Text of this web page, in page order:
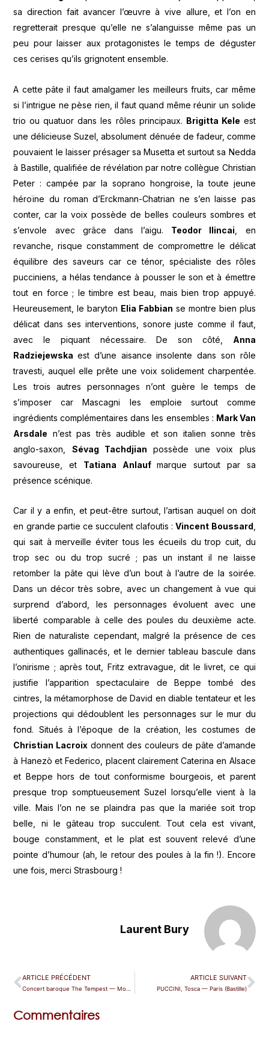
sa direction fait avancer l’œuvre à vive allure, et l’on en
regretterait presque qu’elle ne s’alanguisse même pas un
peu pour laisser aux protagonistes le temps de déguster
ces cerises qu’ils grignotent ensemble.
A cette pâte il faut amalgamer les meilleurs fruits, car même
si l’intrigue ne pèse rien, il faut quand même réunir un solide
trio ou quatuor dans les rôles principaux. Brigitta Kele est
une délicieuse Suzel, absolument dénuée de fadeur, comme
pouvaient le laisser présager sa Musetta et surtout sa Nedda
à Bastille, qualifiée de révélation par notre collègue Christian
Peter : campée par la soprano hongroise, la toute jeune
héroïne du roman d’Erckmann-Chatrian ne s’en laisse pas
conter, car la voix possède de belles couleurs sombres et
s’envole avec grâce dans l’aigu. Teodor Ilincai , en
revanche, risque constamment de compromettre le délicat
équilibre des saveurs car ce ténor, spécialiste des rôles
pucciniens, a hélas tendance à pousser le son et à émettre
tout en force ; le timbre est beau, mais bien trop appuyé.
Heureusement, le baryton Elia Fabbian se montre bien plus
délicat dans ses interventions, sonore juste comme il faut,
avec le piquant nécessaire. De son côté, Anna
Radziejewskaest d’une aisance insolente dans son rôle
travesti, auquel elle prête une voix solidement charpentée.
Les trois autres personnages n’ont guère le temps de
s’imposer car Mascagni les emploie surtout comme
ingrédients complémentaires dans les ensembles : Mark Van
Arsdale n’est pas très audible et son italien sonne très
anglo-saxon, Sévag Tachdjianpossède une voix plus
savoureuse, et Tatiana Anlaufmarque surtout par sa
présence scénique.
Car il y a enfin, et peut-être surtout, l’artisan auquel on doit
en grande partie ce succulent clafoutis :Vincent Boussard ,
qui sait à merveille éviter tous les écueils du trop cuit, du
trop sec ou du trop sucré ; pas un instant il ne laisse
retomber la pâte qui lève d’un bout à l’autre de la soirée.
Dans un décor très sobre, avec un changement à vue qui
surprend d’abord, les personnages évoluent avec une
liberté comparable à celle des poules du deuxième acte.
Rien de naturaliste cependant, malgré la présence de ces
authentiques gallinacés, et le dernier tableau bascule dans
l’onirisme ; après tout, Fritz extravague, dit le livret, ce qui
justifie l’apparition spectaculaire de Beppe tombé des
cintres, la métamorphose de David en diable tentateur et les
projections qui dédoublent les personnages sur le mur du
fond. Situés à l’époque de la création, les costumes de
Christian Lacroix donnent des couleurs de pâte d’amande
à Hanezò et Federico, placent clairement Caterina en Alsace
et Beppe hors de tout conformisme bourgeois, et parent
presque trop somptueusement Suzel lorsqu’elle vient à la
ville. Mais l’on ne se plaindra pas que la mariée soit trop
belle, ni le gâteau trop succulent. Tout cela est vivant,
bouge constamment, et le plat est souvent relevé d’une
pointe d’humour (ah, le retour des poules à la fin !). Encore
une fois, merci Strasbourg !
Laurent Bury
ARTICLE PRÉCÉDENT ARTICLE SUIVANT
PUCCINI, Tosca — Paris (Bastille)
Commentaires